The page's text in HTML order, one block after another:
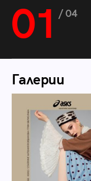
01 / 04
Галерии